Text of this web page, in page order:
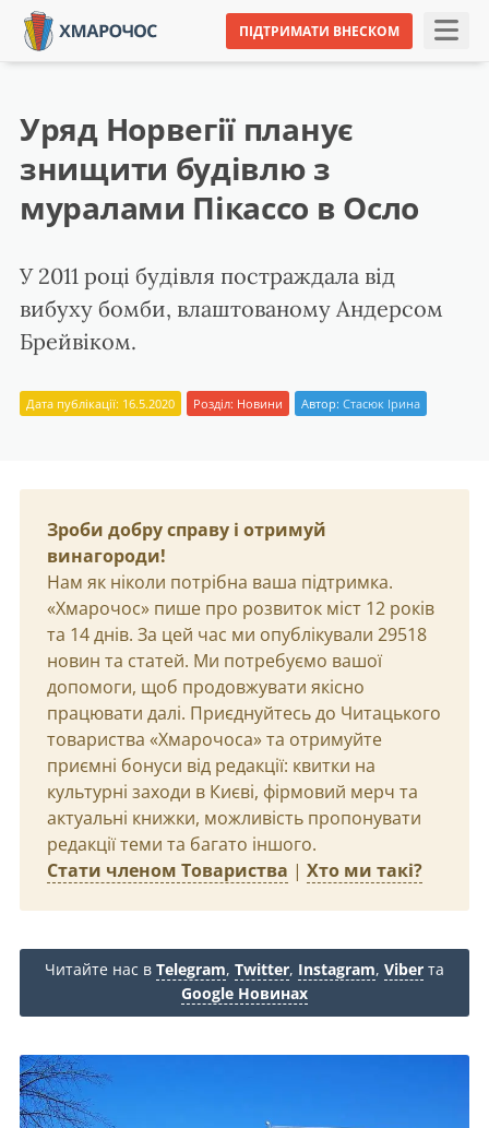
ПІДТРИМАТИ ВНЕСКОМ
Уряд Норвегії планує
знищити будівлю з
муралами Пікассо в Осло
У 2011 році будівля постраждала від
вибуху бомби, влаштованому Андерсом
Брейвіком.
Дата публікації: 16.5.2020 Розділ: Новини Автор: Стасюк Ірина
Зроби добру справу і отримуй
винагороди!
Нам як ніколи потрібна ваша підтримка.
«Хмарочос» пише про розвиток міст 12 років
та 14 днів. За цей час ми опублікували 29518
новин та статей. Ми потребуємо вашої
допомоги, щоб продовжувати якісно
працювати далі. Приєднуйтесь до Читацького
товариства «Хмарочоса» та отримуйте
приємні бонуси від редакції: квитки на
культурні заходи в Києві, фірмовий мерч та
актуальні книжки, можливість пропонувати
редакції теми та багато іншого.
Стати членом Товариства | Хто ми такі?
Читайте нас в Telegram, Twitter, Instagram, Viber та
Google Новинах